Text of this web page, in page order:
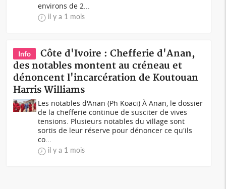
environs de 2...
il y a 1 mois
Info
Côte d'Ivoire : Chefferie d'Anan,
des notables montent au créneau et
dénoncent l'incarcération de Koutouan
Harris Williams
Les notables d'Anan (Ph Koaci) À Anan, le dossier
de la chefferie continue de susciter de vives
tensions. Plusieurs notables du village sont
sortis de leur réserve pour dénoncer ce qu'ils
co...
il y a 1 mois